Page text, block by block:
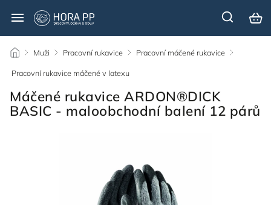
/ Muži / Pracovní rukavice / Pracovní máčené rukavice /
Pracovní rukavice máčené v latexu
Máčené rukavice ARDON®DICK
BASIC - maloobchodní balení 12 párů